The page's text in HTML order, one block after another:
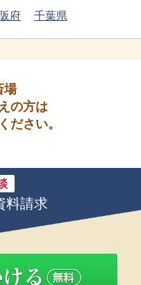
府 千葉県
場
の方は
ださい。
料請求